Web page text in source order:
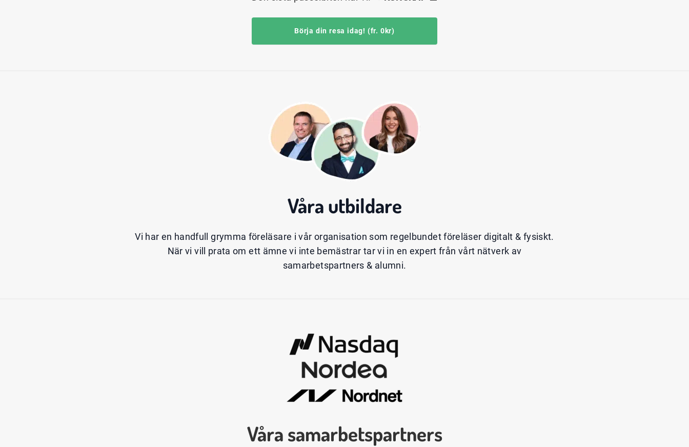
Börja din resa idag! (fr. 0kr)
Våra utbildare
Vi har en handfull grymma föreläsare i vår organisation som regelbundet föreläser digitalt & fysiskt.
När vi vill prata om ett ämne vi inte bemästrar tar vi in en expert från vårt nätverk av
samarbetspartners & alumni.
Våra samarbetspartners